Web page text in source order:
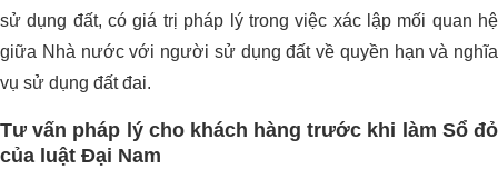
sử dụng đất, có giá trị pháp lý trong việc xác lập mối quan hệ
giữa Nhà nước với người sử dụng đất về quyền hạn và nghĩa
vụ sử dụng đất đai.
Tư vấn pháp lý cho khách hàng trước khi làm Sổ đỏ
của luật Đại Nam